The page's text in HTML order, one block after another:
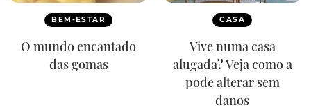
BEM-ESTAR
O mundo encantado
das gomas
CASA
Vive numa casa
alugada? Veja como a
pode alterar sem
danos